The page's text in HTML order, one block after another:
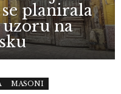
se planirala
na
MASONI